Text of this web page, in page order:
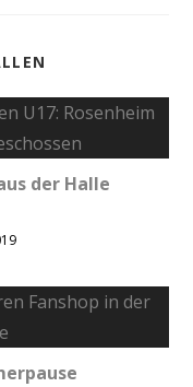
der Halle